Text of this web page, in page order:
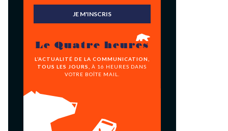
JE M'INSCRIS
Le Quatre heures
L’ACTUALITÉ DE LA COMMUNICATION,
TOUS LES JOURS,
À 16 HEURES DANS
VOTRE BOÎTE MAIL.